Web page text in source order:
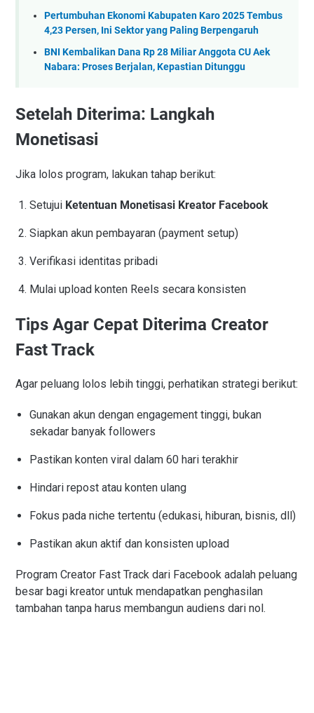
Pertumbuhan Ekonomi Kabupaten Karo 2025 Tembus
4,23 Persen, Ini Sektor yang Paling Berpengaruh
BNI Kembalikan Dana Rp 28 Miliar Anggota CU Aek
Nabara: Proses Berjalan, Kepastian Ditunggu
Setelah Diterima: Langkah
Monetisasi
Jika lolos program, lakukan tahap berikut:
Setujui Ketentuan Monetisasi Kreator Facebook
Siapkan akun pembayaran (payment setup)
Verifikasi identitas pribadi
Mulai upload konten Reels secara konsisten
Tips Agar Cepat Diterima Creator
Fast Track
Agar peluang lolos lebih tinggi, perhatikan strategi berikut:
Gunakan akun dengan engagement tinggi, bukan
sekadar banyak followers
Pastikan konten viral dalam 60 hari terakhir
Hindari repost atau konten ulang
Fokus pada niche tertentu (edukasi, hiburan, bisnis, dll)
Pastikan akun aktif dan konsisten upload
Program Creator Fast Track dari Facebook adalah peluang
besar bagi kreator untuk mendapatkan penghasilan
tambahan tanpa harus membangun audiens dari nol.